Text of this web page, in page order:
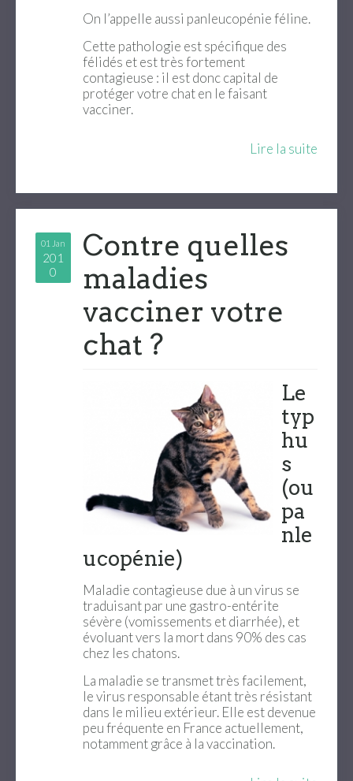
On l’appelle aussi panleucopénie féline.
Cette pathologie est spécifique des
félidés et est très fortement
contagieuse : il est donc capital de
protéger votre chat en le faisant
vacciner.
Lire la suite
01 Jan
201
0
Contre quelles
maladies
vacciner votre
chat ?
Le
typ
hu
s
(ou
pa
nle
ucopénie)
Maladie contagieuse due à un virus se
traduisant par une gastro-entérite
sévère (vomissements et diarrhée), et
évoluant vers la mort dans 90% des cas
chez les chatons.
La maladie se transmet très facilement,
le virus responsable étant très résistant
dans le milieu extérieur. Elle est devenue
peu fréquente en France actuellement,
notamment grâce à la vaccination.